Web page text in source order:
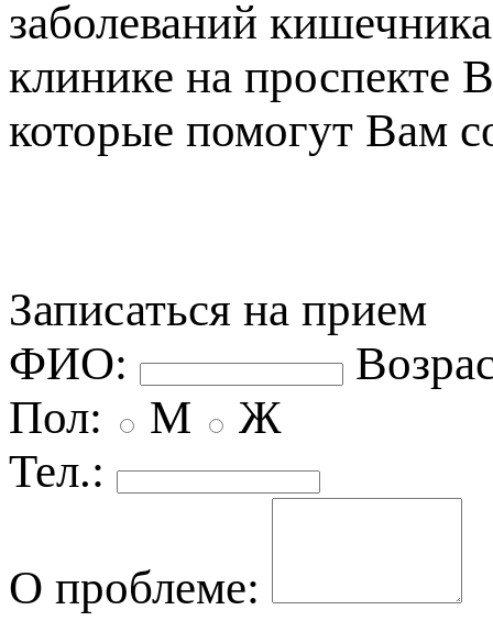
заболеваний
клинике на проспекте
которые помогут Вам
Записаться на прием
ФИО:
Пол:
М
Ж
Тел.:
О проблеме: